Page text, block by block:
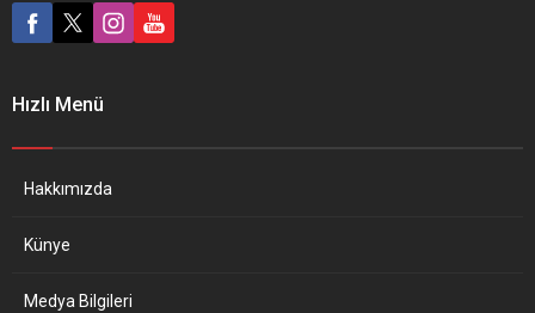
hükümetin gıda güvenliği ve
tedarik zinciri konusunda
ve Maliye Bakanı Christian
Hızlı Menü
Hakkımızda
Künye
Medya Bilgileri